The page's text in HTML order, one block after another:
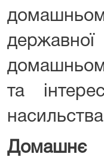
державної
та
Домашнє